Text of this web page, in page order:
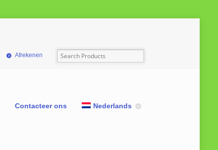
Afrekenen
Contacteer ons Nederlands